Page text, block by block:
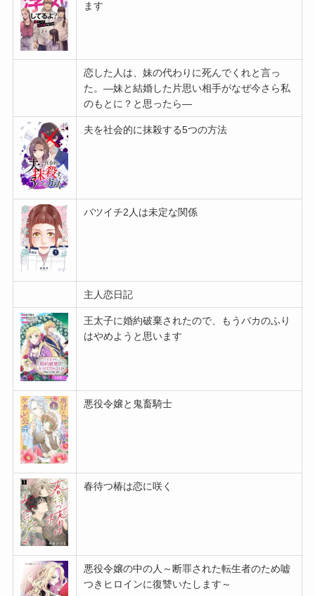
ます
恋した人は、妹の代わりに死んでくれと言っ
た。―妹と結婚した片思い相手がなぜ今さら私
のもとに？と思ったら―
夫を社会的に抹殺する5つの方法
バツイチ2人は未定な関係
主人恋日記
王太子に婚約破棄されたので、もうバカのふり
はやめようと思います
悪役令嬢と鬼畜騎士
春待つ椿は恋に咲く
悪役令嬢の中の人～断罪された転生者のため嘘
つきヒロインに復讐いたします～